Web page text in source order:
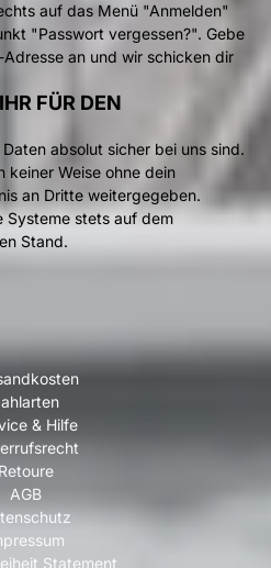
auf das Menü "Anmelden"
"Passwort vergessen?". Gebe
an und wir schicken dir
FÜR DEN
absolut sicher bei uns sind.
keiner Weise ohne dein
an Dritte weitergegeben.
Systeme stets auf dem
Stand.
& Hilfe
Retoure
AGB
Statement